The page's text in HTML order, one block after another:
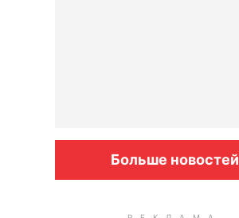
Больше новостей